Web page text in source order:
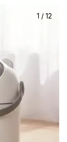
1 / 12